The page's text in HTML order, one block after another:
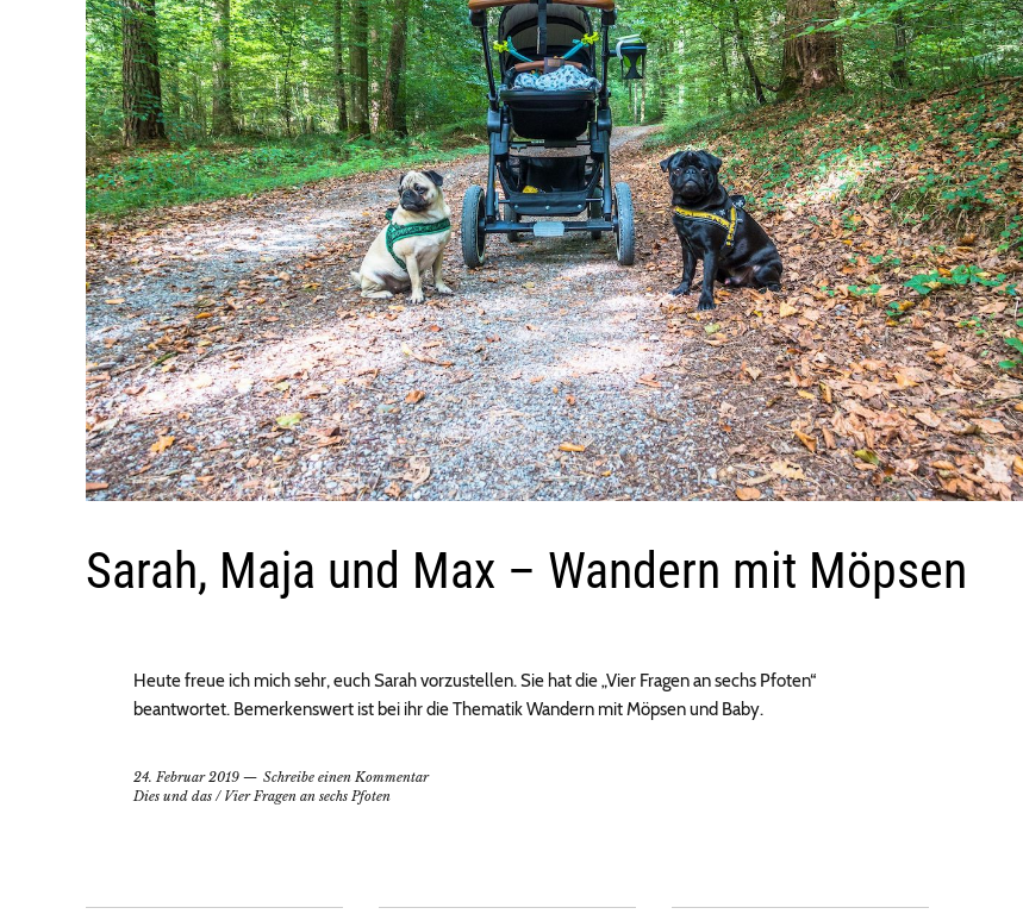
Sarah, Maja und Max – Wandern mit Möpsen
Heute freue ich mich sehr, euch Sarah vorzustellen. Sie hat die „Vier Fragen an sechs Pfoten“
beantwortet. Bemerkenswert ist bei ihr die Thematik Wandern mit Möpsen und Baby.
24. Februar 2019
Schreibe einen Kommentar
Dies und das / Vier Fragen an sechs Pfoten